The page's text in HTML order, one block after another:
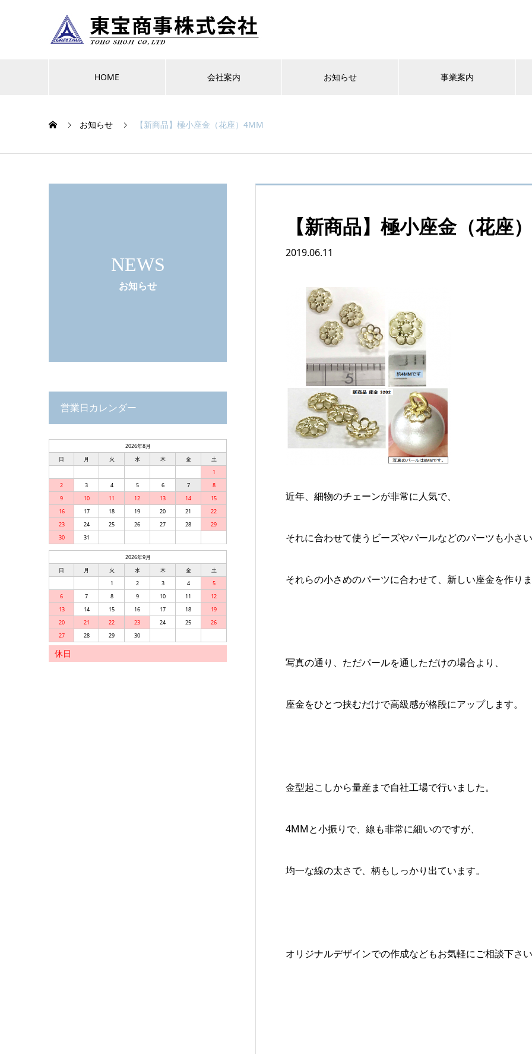
HOME 会社案内 お知らせ 事業案内
お知らせ 【新商品】極小座金（花座）4MM
NEWS
お知らせ
【新商品】極小座金（花座
2019.06.11
近年、細物のチェーンが非常に人気で、
それに合わせて使うビーズやパールなどのパーツも小さ
それらの小さめのパーツに合わせて、新しい座金を作り
写真の通り、ただパールを通しただけの場合より、
座金をひとつ挟むだけで高級感が格段にアップします。
金型起こしから量産まで自社工場で行いました。
4MMと小振りで、線も非常に細いのですが、
均一な線の太さで、柄もしっかり出ています。
オリジナルデザインでの作成などもお気軽にご相談下さ
営業日カレンダー
2026年8月
日
月 火 水 木 金
土
1
2
3 4 5 6 7
8
9
10 11 12 13 14
15
16
17 18 19 20 21
22
23
24 25 26 27 28
29
30
31
2026年9月
日
月 火 水 木 金
土
1
2 3 4
5
6
7 8 9 10 11
12
13
14 15 16 17 18
19
20
21 22 23 24 25
26
27
28 29 30
休日